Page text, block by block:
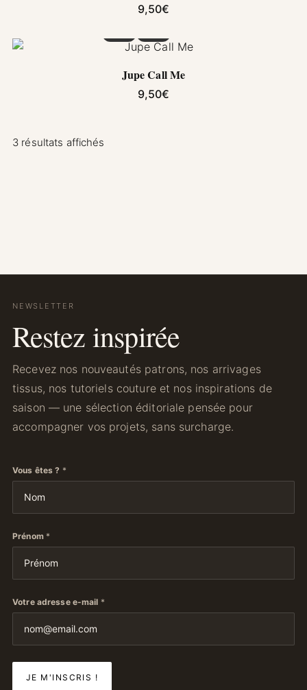
9,50€
Jupe Call Me
9,50€
3 résultats affichés
NEWSLETTER
Restez inspirée
Recevez nos nouveautés patrons, nos arrivages
tissus, nos tutoriels couture et nos inspirations de
saison — une sélection éditoriale pensée pour
accompagner vos projets, sans surcharge.
Vous êtes ? *
Prénom *
Votre adresse e-mail *